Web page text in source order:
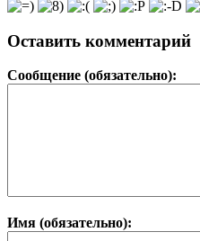
Оставить комментарий
Сообщение (обязательно):
Имя (обязательно):